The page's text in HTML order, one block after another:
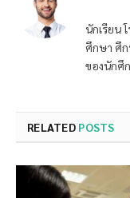
นักเรียน
ศึกษา ศึ
ของนักศึ
RELATED POSTS